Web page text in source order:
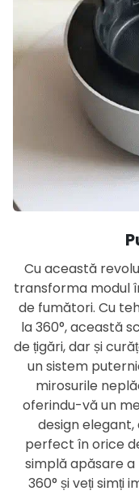
Cu această
transforma modul
de fumători. Cu
la 360°, această
de țigări, dar și
un sistem
mirosurile
oferindu-vă un
design
perfect în orice
simplă apăsare
360° și veți simți